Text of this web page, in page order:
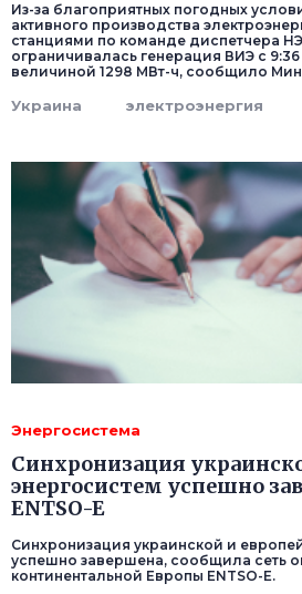
Из-за благоприятных погодных
активного производства
станциями по команде диспетчера
ограничивалась генерация ВИЭ с
величиной 1298 МВт-ч, сообщило
Украина электроэнергия
Энергосистема
Синхронизация
энергосистем успешно
ENTSO-E
Синхронизация украинской и
успешно завершена, сообщила сеть
континентальной Европы ENTSO-E.